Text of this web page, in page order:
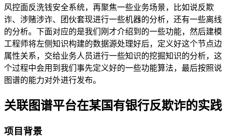
风控面反洗钱安全系统，再聚焦一些业务场景，比如说反欺
诈、涉赌涉诈、团伙套现进行一些机器的分析，还有一些离线
的分析。下面对应的是我们刚才介绍到的一些功能，然后建模
工程师将左侧知识构建的数据源处理好后，定义好这个节点边
属性关系，交给业务人员进行一些知识的挖掘知识的分析，这
个过程中会用到我们事先定义好的一些功能算法，最后按照说
图谱的能力对外进行发布。
关联图谱平台在某国有银行反欺诈的实践
项目背景